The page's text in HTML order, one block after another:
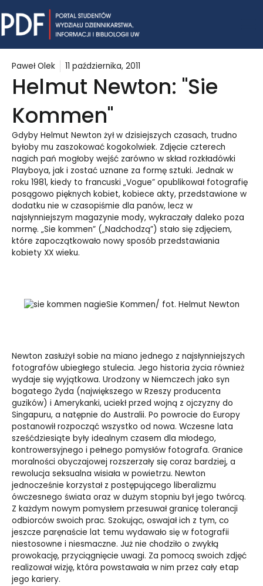
to
content
Paweł Olek 11 października, 2011
Helmut Newton: "Sie
Kommen"
Gdyby Helmut Newton żył w dzisiejszych czasach, trudno
byłoby mu zaszokować kogokolwiek. Zdjęcie czterech
nagich pań mogłoby wejść zarówno w skład rozkładówki
Playboya, jak i zostać uznane za formę sztuki. Jednak w
roku 1981, kiedy to francuski „Vogue” opublikował fotografię
posągowo pięknych kobiet, kobiece akty, przedstawione w
dodatku nie w czasopiśmie dla panów, lecz w
najsłynniejszym magazynie mody, wykraczały daleko poza
normę. „Sie kommen” („Nadchodzą”) stało się zdjęciem,
które zapoczątkowało nowy sposób przedstawiania
kobiety XX wieku.
Sie Kommen/ fot. Helmut Newton
Newton zasłużył sobie na miano jednego z najsłynniejszych
fotografów ubiegłego stulecia. Jego historia życia również
wydaje się wyjątkowa. Urodzony w Niemczech jako syn
bogatego Żyda (największego w Rzeszy producenta
guzików) i Amerykanki, uciekł przed wojną z ojczyzny do
Singapuru, a natępnie do Australii. Po powrocie do Europy
postanowił rozpocząć wszystko od nowa. Wczesne lata
sześćdziesiąte były idealnym czasem dla młodego,
kontrowersyjnego i pełnego pomysłów fotografa. Granice
moralności obyczajowej rozszerzały się coraz bardziej, a
rewolucja seksualna wisiała w powietrzu. Newton
jednocześnie korzystał z postępującego liberalizmu
ówczesnego świata oraz w dużym stopniu był jego twórcą.
Z każdym nowym pomysłem przesuwał granicę tolerancji
odbiorców swoich prac. Szokując, oswajał ich z tym, co
jeszcze paręnaście lat temu wydawało się w fotografii
niestosowne i niesmaczne. Już nie chodziło o zwykłą
prowokację, przyciągnięcie uwagi. Za pomocą swoich zdjęć
realizował wizję, która powstawała w nim przez cały etap
jego kariery.